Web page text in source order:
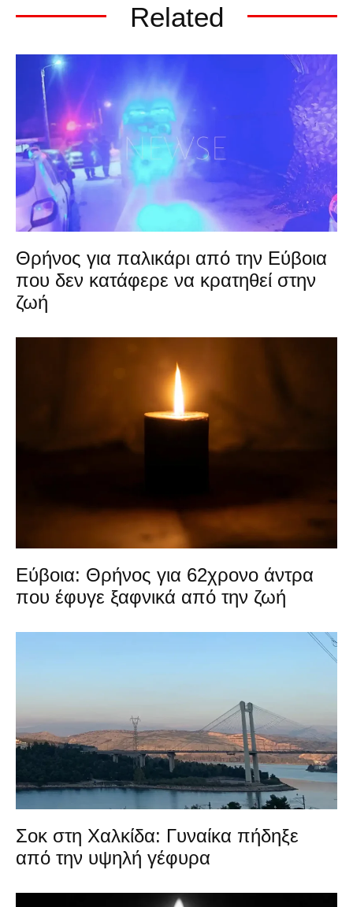
Related
Θρήνος για παλικάρι από την Εύβοια
που δεν κατάφερε να κρατηθεί στην
ζωή
Εύβοια: Θρήνος για 62χρονο άντρα
που έφυγε ξαφνικά από την ζωή
Σοκ στη Χαλκίδα: Γυναίκα πήδηξε
από την υψηλή γέφυρα